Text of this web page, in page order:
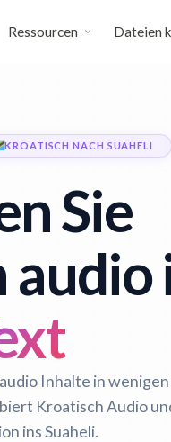
Ressourcen Dateien
KROATISCH NACH SUAHELI
Sie
audio
Inhalte in
Kroatisch Audio
ins Suaheli.